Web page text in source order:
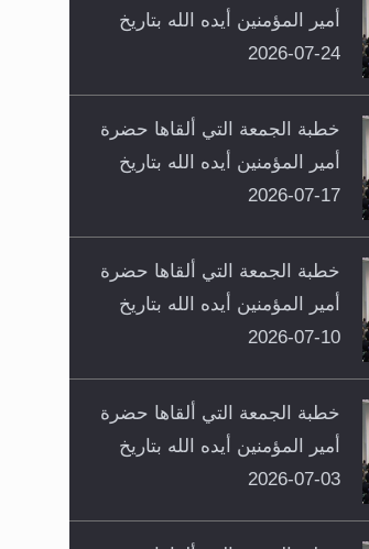
أمير المؤمنين أيده الله بتاريخ
24-07-2026
خطبة الجمعة التي ألقاها حضرة
أمير المؤمنين أيده الله بتاريخ
17-07-2026
خطبة الجمعة التي ألقاها حضرة
أمير المؤمنين أيده الله بتاريخ
10-07-2026
خطبة الجمعة التي ألقاها حضرة
أمير المؤمنين أيده الله بتاريخ
03-07-2026